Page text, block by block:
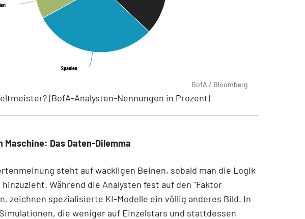
Spanien
Spanien
BofA / Bloomberg
(BofA-Analysten-Nennungen in Prozent)
Maschine: Das Daten-Dilemma
steht auf wackligen Beinen, sobald man die Logik
Während die Analysten fest auf den "Faktor
zeichnen spezialisierte KI-Modelle ein völlig anderes Bild. In
die weniger auf Einzelstars und stattdessen